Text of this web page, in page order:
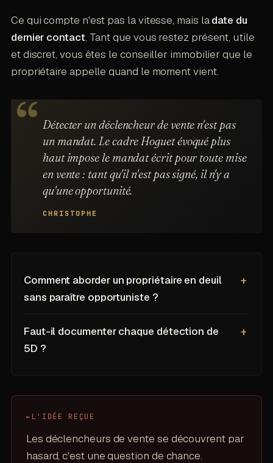
Ce qui compte n'est pas la vitesse, mais ladate du
dernier contact. Tant que vous restez présent, utile
et discret, vous êtes le conseiller immobilier que le
propriétaire appelle quand le moment vient.
Détecter un déclencheur de vente n'est pas
un mandat. Le cadre Hoguet évoqué plus
haut impose le mandat écrit pour toute mise
en vente : tant qu'il n'est pas signé, il n'y a
qu'une opportunité.
CHRISTOPHE
Comment aborder un propriétaire en deuil
sans paraître opportuniste ?
Faut-il documenter chaque détection de
5D ?
►L'IDÉE REÇUE
Les déclencheurs de vente se découvrent par
hasard, c'est une question de chance.